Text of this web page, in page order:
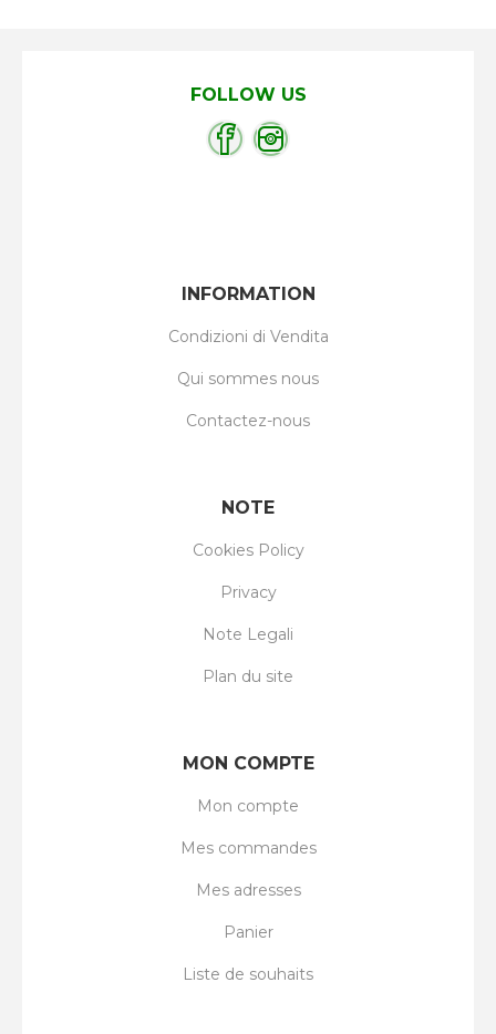
FOLLOW US
INFORMATION
Condizioni di Vendita
Qui sommes nous
Contactez-nous
NOTE
Cookies Policy
Privacy
Note Legali
Plan du site
MON COMPTE
Mon compte
Mes commandes
Mes adresses
Panier
Liste de souhaits